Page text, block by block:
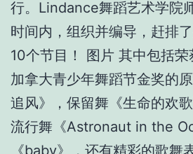
行。Lindance舞蹈艺术学院
时间内，组织并编导，赶排
10个节目！ 图片 其中包括
加拿大青少年舞蹈节金奖的
追风》，保留舞《生命的欢
流行舞《Astronaut in the
《baby》，还有精彩的歌舞